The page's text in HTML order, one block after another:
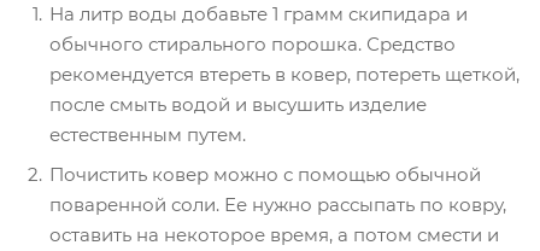
На литр воды добавьте 1 грамм скипидара и
обычного стирального порошка. Средство
рекомендуется втереть в ковер, потереть щеткой,
после смыть водой и высушить изделие
естественным путем.
Почистить ковер можно с помощью обычной
поваренной соли. Ее нужно рассыпать по ковру,
оставить на некоторое время, а потом смести и